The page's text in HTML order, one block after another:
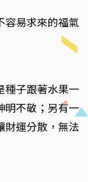
容易求來的福氣
種子跟著水果一
明不敬；另有一
財運分散，無法